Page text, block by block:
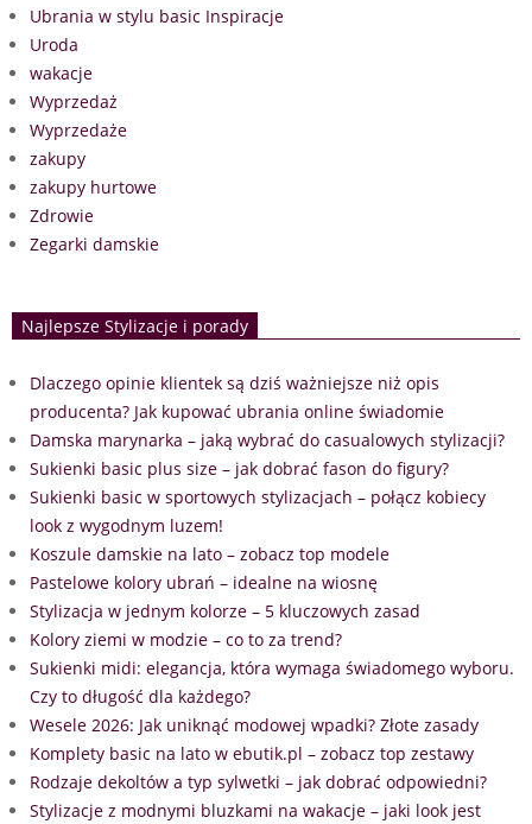
Ubrania w stylu basic Inspiracje
Uroda
wakacje
Wyprzedaż
Wyprzedaże
zakupy
zakupy hurtowe
Zdrowie
Zegarki damskie
Najlepsze Stylizacje i porady
Dlaczego opinie klientek są dziś ważniejsze niż opis
producenta? Jak kupować ubrania online świadomie
Damska marynarka – jaką wybrać do casualowych stylizacji?
Sukienki basic plus size – jak dobrać fason do figury?
Sukienki basic w sportowych stylizacjach – połącz kobiecy
look z wygodnym luzem!
Koszule damskie na lato – zobacz top modele
Pastelowe kolory ubrań – idealne na wiosnę
Stylizacja w jednym kolorze – 5 kluczowych zasad
Kolory ziemi w modzie – co to za trend?
Sukienki midi: elegancja, która wymaga świadomego wyboru.
Czy to długość dla każdego?
Wesele 2026: Jak uniknąć modowej wpadki? Złote zasady
Komplety basic na lato w ebutik.pl – zobacz top zestawy
Rodzaje dekoltów a typ sylwetki – jak dobrać odpowiedni?
Stylizacje z modnymi bluzkami na wakacje – jaki look jest